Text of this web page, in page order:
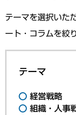
テーマを選択いた
ート・コラムを絞
テーマ
経営戦略
組織・人事